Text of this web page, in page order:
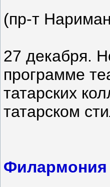
(пр-т
27 декабря.
программе
татарских
татарском
Филармония